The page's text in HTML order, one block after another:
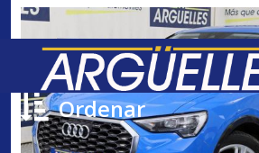
Ordenar